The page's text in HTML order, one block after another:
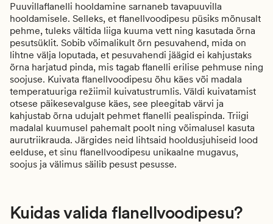
Puuvillaflanelli hooldamine sarnaneb tavapuuvilla
hooldamisele. Selleks, et flanellvoodipesu püsiks mõnusalt
pehme, tuleks vältida liiga kuuma vett ning kasutada õrna
pesutsüklit. Sobib võimalikult õrn pesuvahend, mida on
lihtne välja loputada, et pesuvahendi jäägid ei kahjustaks
õrna harjatud pinda, mis tagab flanelli erilise pehmuse ning
soojuse. Kuivata flanellvoodipesu õhu käes või madala
temperatuuriga režiimil kuivatustrumlis. Väldi kuivatamist
otsese päikesevalguse käes, see pleegitab värvi ja
kahjustab õrna udujalt pehmet flanelli pealispinda. Triigi
madalal kuumusel pahemalt poolt ning võimalusel kasuta
aurutriikrauda. Järgides neid lihtsaid hooldusjuhiseid lood
eelduse, et sinu flanellvoodipesu unikaalne mugavus,
soojus ja välimus säilib pesust pesusse.
Kuidas valida flanellvoodipesu?